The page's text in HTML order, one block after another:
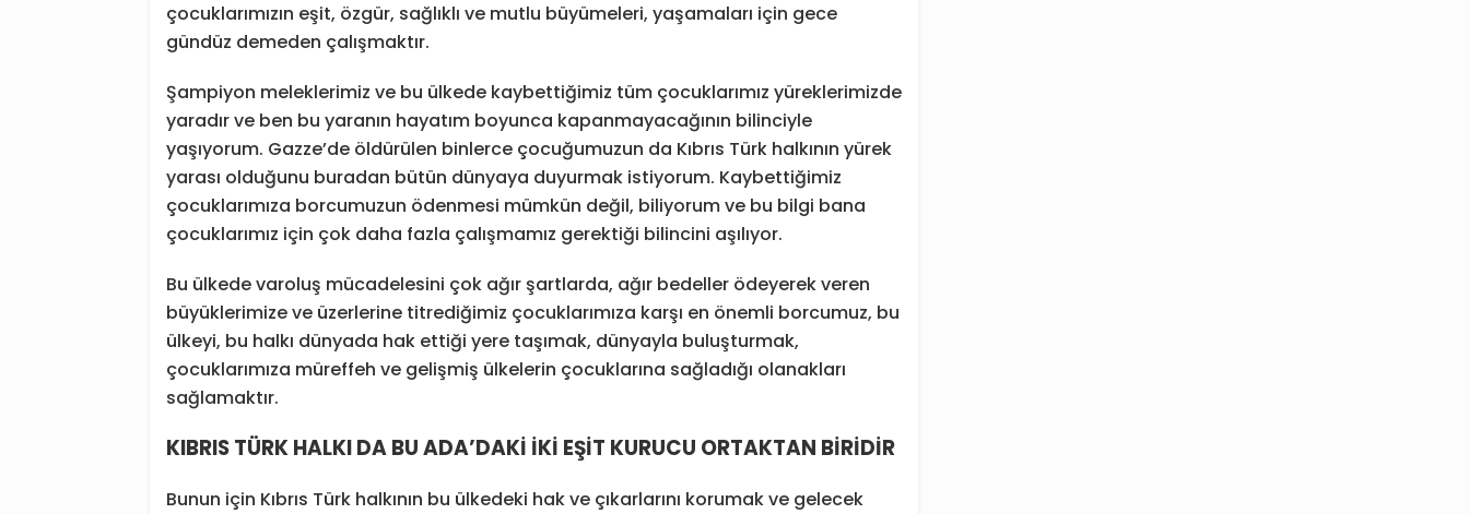
çocuklarımızın eşit, özgür, sağlıklı ve mutlu büyümeleri, yaşamaları için gece
gündüz demeden çalışmaktır.
Şampiyon meleklerimiz ve bu ülkede kaybettiğimiz tüm çocuklarımız yüreklerimizde
yaradır ve ben bu yaranın hayatım boyunca kapanmayacağının bilinciyle
yaşıyorum. Gazze’de öldürülen binlerce çocuğumuzun da Kıbrıs Türk halkının yürek
yarası olduğunu buradan bütün dünyaya duyurmak istiyorum. Kaybettiğimiz
çocuklarımıza borcumuzun ödenmesi mümkün değil, biliyorum ve bu bilgi bana
çocuklarımız için çok daha fazla çalışmamız gerektiği bilincini aşılıyor.
Bu ülkede varoluş mücadelesini çok ağır şartlarda, ağır bedeller ödeyerek veren
büyüklerimize ve üzerlerine titrediğimiz çocuklarımıza karşı en önemli borcumuz, bu
ülkeyi, bu halkı dünyada hak ettiği yere taşımak, dünyayla buluşturmak,
çocuklarımıza müreffeh ve gelişmiş ülkelerin çocuklarına sağladığı olanakları
sağlamaktır.
KIBRIS TÜRK HALKI DA BU ADA’DAKİ İKİ EŞİT KURUCU ORTAKTAN BİRİDİR
Bunun için Kıbrıs Türk halkının bu ülkedeki hak ve çıkarlarını korumak ve gelecek